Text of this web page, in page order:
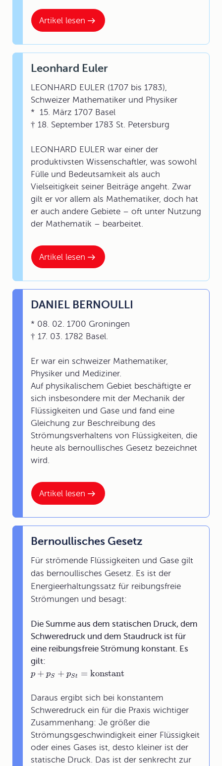
Artikel lesen
Artikel lesen
Leonhard Euler
LEONHARD EULER (1707 bis 1783),
Schweizer Mathematiker und Physiker
* 15. März 1707 Basel
† 18. September 1783 St. Petersburg
LEONHARD EULER war einer der
produktivsten Wissenschaftler, was sowohl
Fülle und Bedeutsamkeit als auch
Vielseitigkeit seiner Beiträge angeht. Zwar
gilt er vor allem als Mathematiker, doch hat
er auch andere Gebiete – oft unter Nutzung
der Mathematik – bearbeitet.
Artikel lesen
DANIEL BERNOULLI
* 08. 02. 1700 Groningen
† 17. 03. 1782 Basel.
Er war ein schweizer Mathematiker,
Physiker und Mediziner.
Auf physikalischem Gebiet beschäftigte er
sich insbesondere mit der Mechanik der
Flüssigkeiten und Gase und fand eine
Gleichung zur Beschreibung des
Strömungsverhaltens von Flüssigkeiten, die
heute als bernoullisches Gesetz bezeichnet
wird.
Bernoullisches Gesetz
Für strömende Flüssigkeiten und Gase gilt
das bernoullisches Gesetz. Es ist der
Energieerhaltungssatz für reibungsfreie
Strömungen und besagt:
Die Summe aus dem statischen Druck, dem
Schweredruck und dem Staudruck ist für
eine reibungsfreie Strömung konstant. Es
gilt:
p + pS + pSt = konstant
Daraus ergibt sich bei konstantem
Schweredruck ein für die Praxis wichtiger
Zusammenhang: Je größer die
Strömungsgeschwindigkeit einer Flüssigkeit
oder eines Gases ist, desto kleiner ist der
statische Druck. Das ist der senkrecht zur